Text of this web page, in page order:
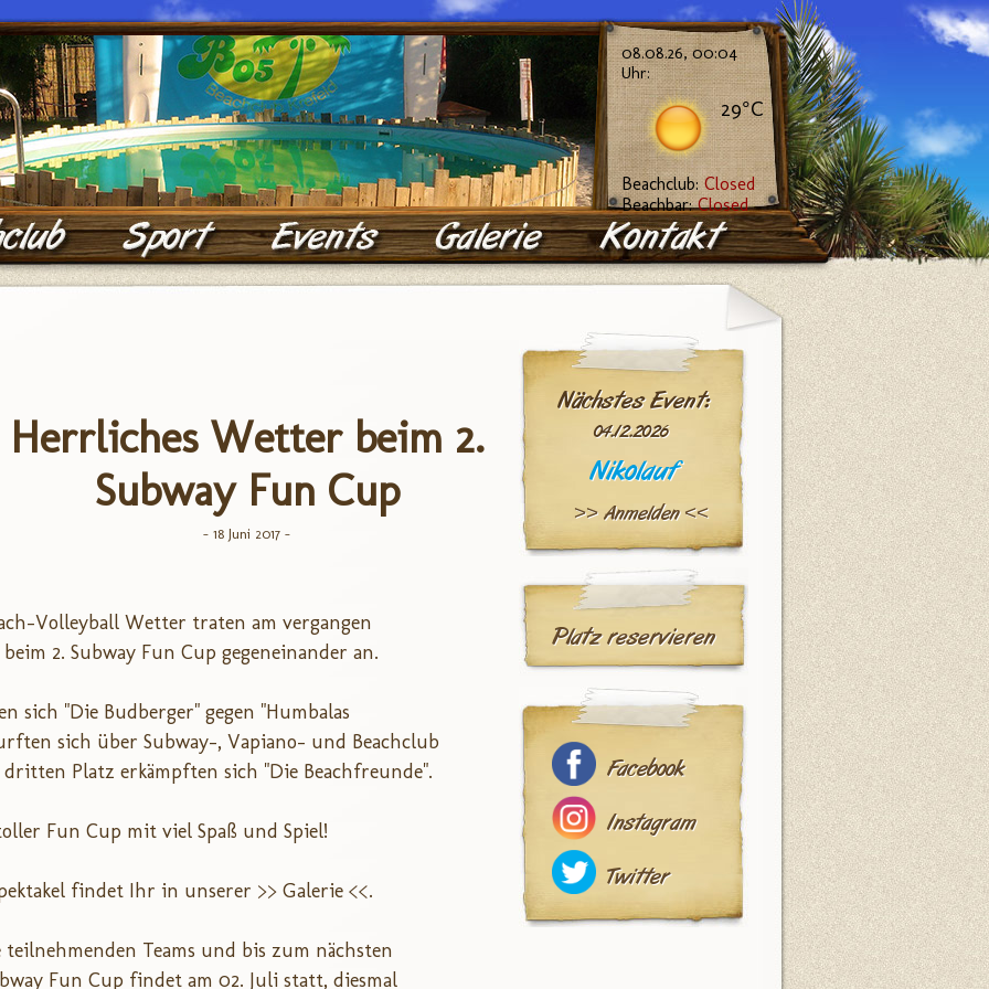
08.08.26, 00:04
Uhr:
29°C
Beachclub:Closed
Beachbar:Closed
Herrliches Wetter beim 2.
Subway Fun Cup
- 18 Juni 2017 -
Volleyball Wetter traten am vergangen
beim 2. Subway Fun Cup gegeneinander an.
sich "Die Budberger" gegen "Humbalas
sich über Subway-, Vapiano- und Beachclub
Platz erkämpften sich "Die Beachfreunde".
Fun Cup mit viel Spaß und Spiel!
findet Ihr in unserer >> Galerie <<.
teilnehmenden Teams und bis zum nächsten
Fun Cup findet am 02. Juli statt, diesmal
Nächstes Event:
04.12.2026
Nikolauf
>> Anmelden <<
Platz reservieren
Facebook
Instagram
Twitter